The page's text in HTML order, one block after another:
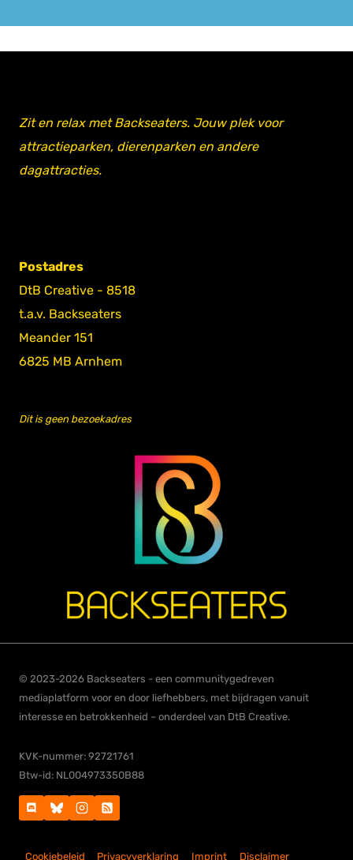
Zit en relax met Backseaters. Jouw plek voor
attractieparken, dierenparken en andere
dagattracties.
Postadres
DtB Creative - 8518
t.a.v. Backseaters
Meander 151
6825 MB Arnhem
Dit is geen bezoekadres
© 2023-2026 Backseaters - een communitygedreven
mediaplatform voor en door liefhebbers, met bijdragen vanuit
interesse en betrokkenheid – onderdeel van DtB Creative.
KVK-nummer: 92721761
Btw-id: NL004973350B88
Cookiebeleid Privacyverklaring Imprint Disclaimer